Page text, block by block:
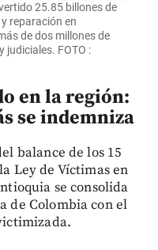
25.85 billones de
reparación en
de dos millones de
judiciales. FOTO :
en la región:
se indemniza
balance de los 15
Ley de Víctimas en
se consolida
de Colombia con el